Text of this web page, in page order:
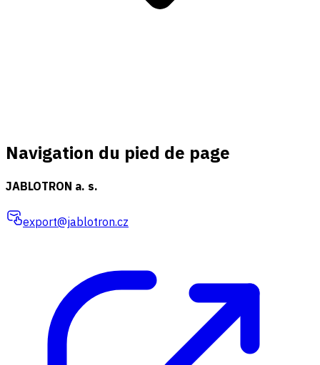
Navigation du pied de page
JABLOTRON a. s.
export@jablotron.cz